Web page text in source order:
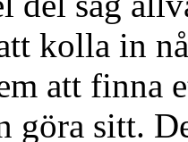
kolla in
att finna
göra sitt.